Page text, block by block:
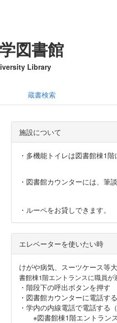
図書館
Library
蔵書検索
施設について
・多機能トイレは図書館棟1階
・図書館カウンターには、筆
・ルーペをお貸しできます。
エレベーターを使いたい時
けがや病気、スーツケース等
書館棟1階エントランスに職員が
・階段下の呼出ボタンを押す
・図書館カウンターに電話す
・学内の内線電話で電話する（
※図書館棟1階エントランス